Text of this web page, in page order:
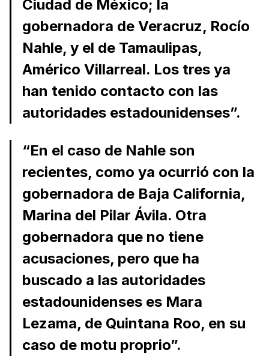
Ciudad de México; la
gobernadora de Veracruz, Rocío
Nahle, y el de Tamaulipas,
Américo Villarreal. Los tres ya
han tenido contacto con las
autoridades estadounidenses”.
“En el caso de Nahle son
recientes, como ya ocurrió con la
gobernadora de Baja California,
Marina del Pilar Ávila. Otra
gobernadora que no tiene
acusaciones, pero que ha
buscado a las autoridades
estadounidenses es Mara
Lezama, de Quintana Roo, en su
caso de motu proprio”.